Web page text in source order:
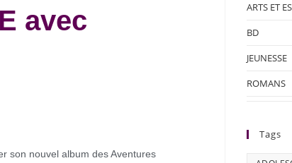
avec
son nouvel album des Aventures
ARTS ET
BD
JEUNESSE
ROMANS
Tags